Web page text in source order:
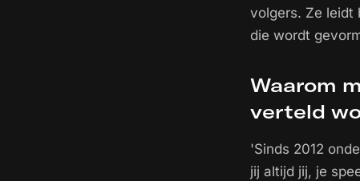
volgers. Ze leidt
die wordt
Waarom
verteld
'Sinds 2012
jij altijd jij, je